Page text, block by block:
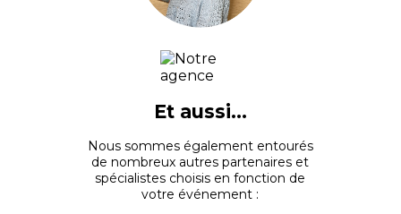
Et aussi…
Nous sommes également entourés
de nombreux autres partenaires et
spécialistes choisis en fonction de
votre événement :